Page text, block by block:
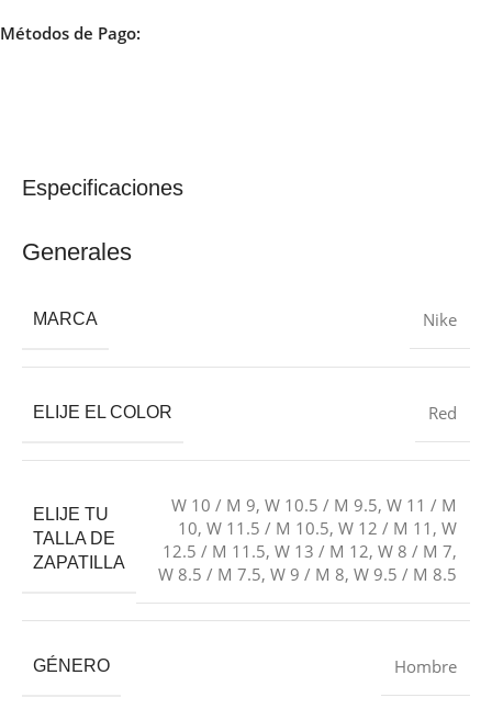
Métodos de Pago:
Especificaciones
Generales
MARCA Nike
ELIJE EL COLOR Red
ELIJE TU
TALLA DE
ZAPATILLA
W 10 / M 9, W 10.5 / M 9.5, W 11 / M
10, W 11.5 / M 10.5, W 12 / M 11 , W
12.5 / M 11.5, W 13 / M 12, W 8 / M 7,
W 8.5 / M 7.5, W 9 / M 8, W 9.5 / M 8.5
GÉNERO Hombre